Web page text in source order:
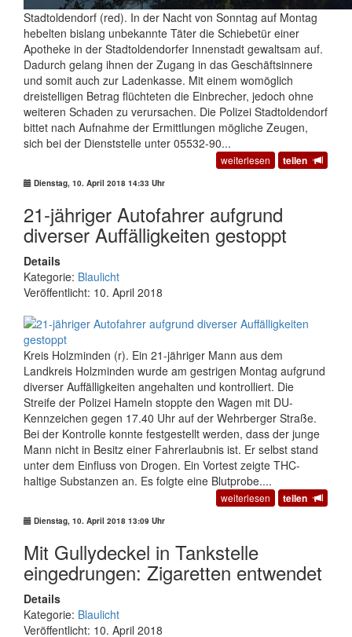
Stadtoldendorf (red). In der Nacht von Sonntag auf Montag
hebelten bislang unbekannte Täter die Schiebetür einer
Apotheke in der Stadtoldendorfer Innenstadt gewaltsam auf.
Dadurch gelang ihnen der Zugang in das Geschäftsinnere
und somit auch zur Ladenkasse. Mit einem womöglich
dreistelligen Betrag flüchteten die Einbrecher, jedoch ohne
weiteren Schaden zu verursachen. Die Polizei Stadtoldendorf
bittet nach Aufnahme der Ermittlungen mögliche Zeugen,
sich bei der Dienststelle unter 05532-90...
weiterlesen teilen
Dienstag, 10. April 2018 14:33 Uhr
21-jähriger Autofahrer aufgrund
diverser Auffälligkeiten gestoppt
Details
Kategorie: Blaulicht
Veröffentlicht: 10. April 2018
Kreis Holzminden (r). Ein 21-jähriger Mann aus dem
Landkreis Holzminden wurde am gestrigen Montag aufgrund
diverser Auffälligkeiten angehalten und kontrolliert. Die
Streife der Polizei Hameln stoppte den Wagen mit DU-
Kennzeichen gegen 17.40 Uhr auf der Wehrberger Straße.
Bei der Kontrolle konnte festgestellt werden, dass der junge
Mann nicht in Besitz einer Fahrerlaubnis ist. Er selbst stand
unter dem Einfluss von Drogen. Ein Vortest zeigte THC-
haltige Substanzen an. Es folgte eine Blutprobe....
weiterlesen teilen
Dienstag, 10. April 2018 13:09 Uhr
Mit Gullydeckel in Tankstelle
eingedrungen: Zigaretten entwendet
Details
Kategorie: Blaulicht
Veröffentlicht: 10. April 2018